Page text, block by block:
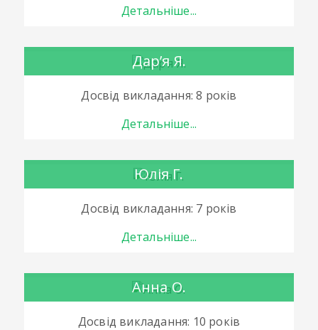
Детальніше...
Дар’я Я.
Досвід викладання: 8 років
Детальніше...
Юлія Г.
Досвід викладання: 7 років
Детальніше...
Анна О.
Досвід викладання: 10 років